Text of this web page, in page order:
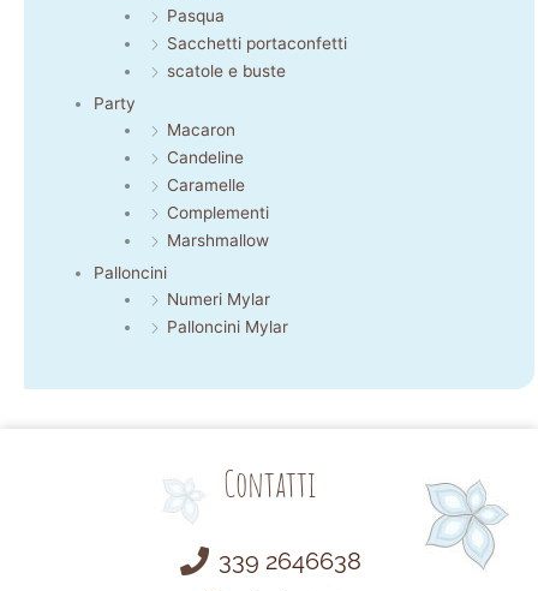
Pasqua
Sacchetti portaconfetti
scatole e buste
Party
Macaron
Candeline
Caramelle
Complementi
Marshmallow
Palloncini
Numeri Mylar
Palloncini Mylar
Contatti
339 2646638